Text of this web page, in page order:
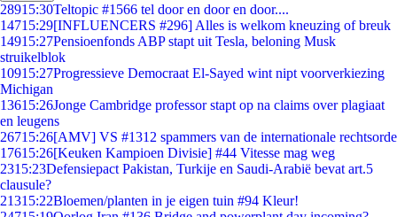
28915:30Teltopic #1566 tel door en door en door....
14715:29[INFLUENCERS #296] Alles is welkom kneuzing of breuk
14915:27Pensioenfonds ABP stapt uit Tesla, beloning Musk
struikelblok
10915:27Progressieve Democraat El-Sayed wint nipt voorverkiezing
Michigan
13615:26Jonge Cambridge professor stapt op na claims over plagiaat
en leugens
26715:26[AMV] VS #1312 spammers van de internationale rechtsorde
17615:26[Keuken Kampioen Divisie] #44 Vitesse mag weg
2315:23Defensiepact Pakistan, Turkije en Saudi-Arabië bevat art.5
clausule?
21315:22Bloemen/planten in je eigen tuin #94 Kleur!